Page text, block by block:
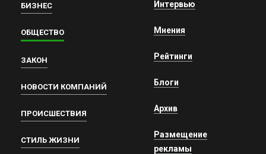
БИЗНЕС
ОБЩЕСТВО
ЗАКОН
НОВОСТИ КОМПАНИЙ
ПРОИСШЕСТВИЯ
СТИЛЬ ЖИЗНИ
Интервью
Мнения
Рейтинги
Блоги
Архив
Размещение
рекламы